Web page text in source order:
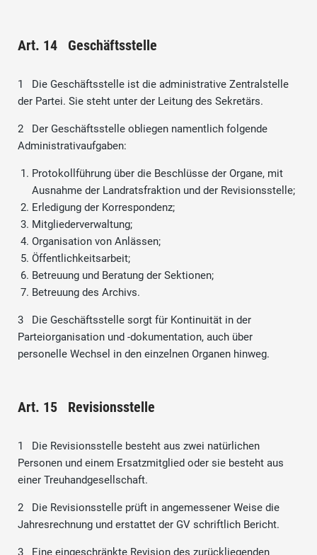
Art. 14 Geschäftsstelle
1 Die Geschäftsstelle ist die administrative Zentralstelle
der Partei. Sie steht unter der Leitung des Sekretärs.
2 Der Geschäftsstelle obliegen namentlich folgende
Administrativaufgaben:
Protokollführung über die Beschlüsse der Organe, mit
Ausnahme der Landratsfraktion und der Revisionsstelle;
Erledigung der Korrespondenz;
Mitgliederverwaltung;
Organisation von Anlässen;
Öffentlichkeitsarbeit;
Betreuung und Beratung der Sektionen;
Betreuung des Archivs.
3 Die Geschäftsstelle sorgt für Kontinuität in der
Parteiorganisation und -dokumentation, auch über
personelle Wechsel in den einzelnen Organen hinweg.
Art. 15 Revisionsstelle
1 Die Revisionsstelle besteht aus zwei natürlichen
Personen und einem Ersatzmitglied oder sie besteht aus
einer Treuhandgesellschaft.
2 Die Revisionsstelle prüft in angemessener Weise die
Jahresrechnung und erstattet der GV schriftlich Bericht.
3 Eine eingeschränkte Revision des zurückliegenden